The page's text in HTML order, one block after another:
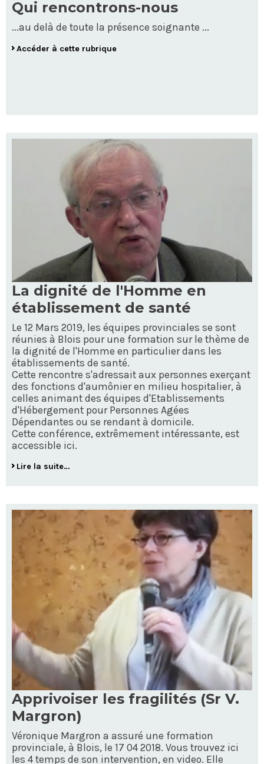
Qui rencontrons-nous
...au delà de toute la présence soignante ...
Accéder à cette rubrique
La dignité de l'Homme en
établissement de santé
Le 12 Mars 2019, les équipes provinciales se sont
réunies à Blois pour une formation sur le thème de
la dignité de l'Homme en particulier dans les
établissements de santé.
Cette rencontre s'adressait aux personnes exerçant
des fonctions d'aumônier en milieu hospitalier, à
celles animant des équipes d'Etablissements
d'Hébergement pour Personnes Agées
Dépendantes ou se rendant à domicile.
Cette conférence, extrêmement intéressante, est
accessible ici.
Lire la suite…
Apprivoiser les fragilités (Sr V.
Margron)
Véronique Margron a assuré une formation
provinciale, à Blois, le 17 04 2018. Vous trouvez ici
les 4 temps de son intervention, en video. Elle